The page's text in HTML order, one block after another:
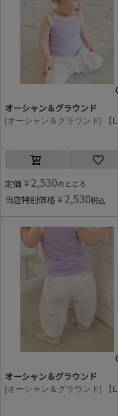
オーシャン＆グラウンド
定価 ¥ 2,530のところ
当店特別価格 ¥ 2,530税込
オーシャン＆グラウンド